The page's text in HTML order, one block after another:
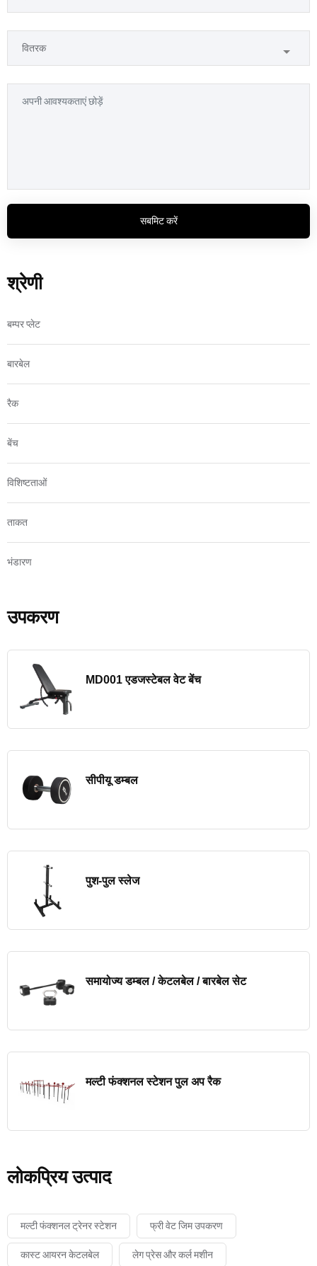
सबमिट करें
श्रेणी
बम्पर प्लेट
बारबेल
रैक
बेंच
विशिष्टताओं
ताकत
भंडारण
उपकरण
MD001 एडजस्टेबल वेट बेंच
सीपीयू डम्बल
पुश-पुल स्लेज
समायोज्य डम्बल / केटलबेल / बारबेल सेट
मल्टी फंक्शनल स्टेशन पुल अप रैक
लोकप्रिय उत्पाद
मल्टी फंक्शनल ट्रेनर स्टेशन फ्री वेट जिम उपकरण
कास्ट आयरन केटलबेल लेग प्रेस और कर्ल मशीन